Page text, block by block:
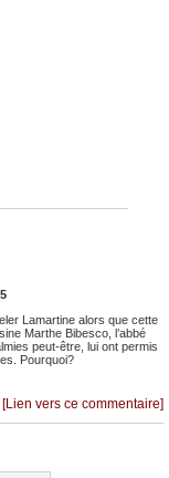
Lamartine alors que cette
Marthe Bibesco, l’abbé
peut-être, lui ont permis
Pourquoi?
[Lien vers ce commentaire]